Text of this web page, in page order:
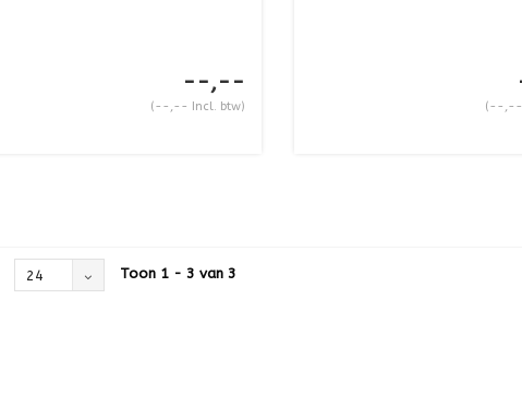
--,--
(--,-- Incl. btw) (--,--
24 Toon 1 - 3 van 3